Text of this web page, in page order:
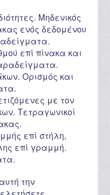
Μηδενικός
ενός δεδομένου
επί πίνακα και
Ορισμός και
με τον
Τετραγωνικοί
επί στήλη,
επί γραμμή.
την